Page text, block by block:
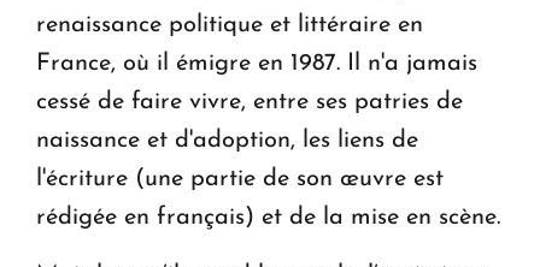
renaissance politique et littéraire en
France, où il émigre en 1987. Il n'a jamais
cessé de faire vivre, entre ses patries de
naissance et d'adoption, les liens de
l'écriture (une partie de son œuvre est
rédigée en français) et de la mise en scène.